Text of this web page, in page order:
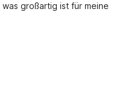
großartig ist für meine